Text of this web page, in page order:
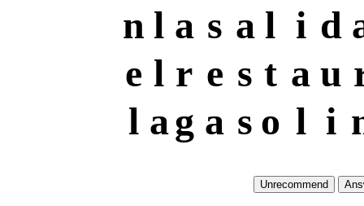
n l a s a l i d
e l r e s t a u
l ag a s o l i